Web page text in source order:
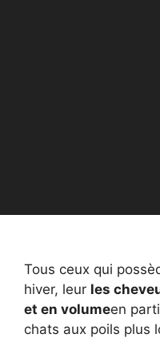
Tous ceux qui
hiver, leur les
et en volumeen
chats aux poils plus